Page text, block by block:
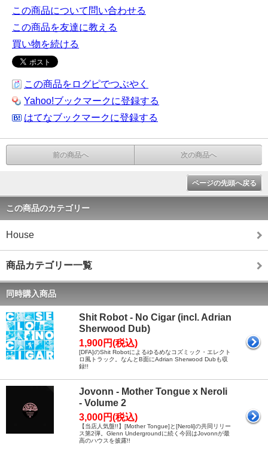
この商品について問い合わせる
この商品を友達に教える
買い物を続ける
この商品をログピでつぶやく
Yahoo!ブックマークに登録する
はてなブックマークに登録する
前の商品へ 次の商品へ
ページの先頭へ戻る
この商品のカテゴリー
House
商品カテゴリー一覧
同時購入商品
Shit Robot - No Cigar (incl. Adrian
Sherwood Dub)
1,900円(税込)
[DFA]のShit Robotによるゆるめなコズミック・エレクト
ロ風トラック。なんとB面にAdrian Sherwood Dubも収
録!!
Jovonn - Mother Tongue x Neroli
- Volume 2
3,000円(税込)
【当店人気盤!!】[Mother Tongue]と[Neroli]の共同リリー
ス第2弾。Glenn Undergroundに続く今回はJovonnが最
高のハウスを披露!!